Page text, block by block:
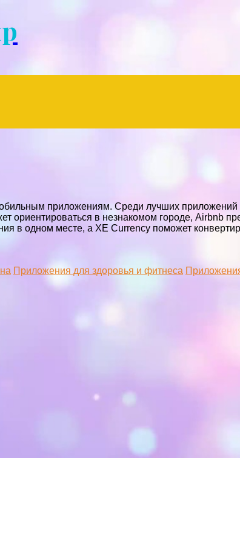
приложениям. Среди лучших приложений
ориентироваться в незнакомом городе, Airbnb
в одном месте, а XE Currency поможет
Приложения для здоровья и фитнеса